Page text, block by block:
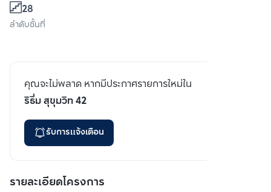
28
ลำดับชั้นที่
คุณจะไม่พลาด หากมีประกาศรายการใหม่ใน
ริธึ่ม สุขุมวิท 42
รับการแจ้งเตือน
รายละเอียดโครงการ